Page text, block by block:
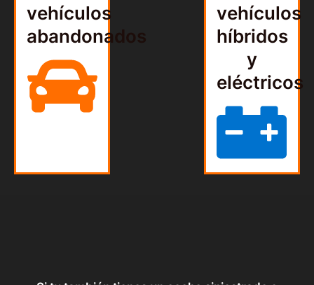
vehículos
abandonados
vehículos
híbridos
y
eléctricos